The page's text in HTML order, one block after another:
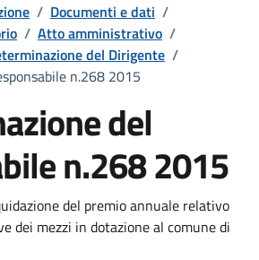
/ Documenti e dati /
/ Atto amministrativo /
del Dirigente /
n.268 2015
del
n.268 2015
del premio annuale relativo
dei mezzi in dotazione al comune di